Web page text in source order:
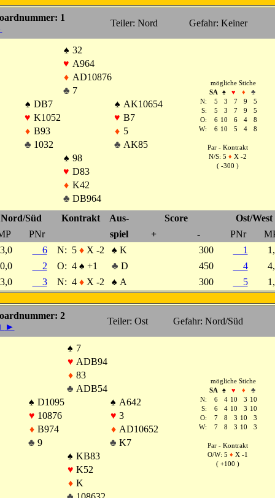
1
Teiler: Nord Gefahr: Keiner
♠ 32
♥ A964
♦ AD10876
♣ 7
♠ DB7 ♠ AK10654
♥ K1052 ♥ B7
♦ B93 ♦ 5
♣ 1032 ♣ AK85
♠ 98
♥ D83
♦ K42
♣ DB964
mögliche Stiche
SA
♠ ♥ ♦
♣
N:
5 3 7 9
5
S:
5 3 7 9
5
O:
6 10 6 4
8
W:
6 10 5 4 8
Par - Kontrakt
N/S: 5 ♦ X -2
( -300 )
Nord/Süd Kontrakt Aus- Score
Ost/West
PNr spiel + - PNr
3,0
6 N: 5 ♦X -2 ♠ K 300 1
0,0
2 O: 4 ♠ +1 ♣ D 450 4
3,0
3 N: 4 ♦X -2 ♠ A 300 5
2
►
Teiler: Ost Gefahr: Nord/Süd
♠ 7
♥ ADB94
♦ 83
♣ ADB54
♠ D1095 ♠ A642
♥ 10876 ♥ 3
♦ B974 ♦ AD10652
♣ 9 ♣ K7
♠ KB83
♥ K52
♦ K
mögliche Stiche
SA
♠ ♥ ♦
♣
N:
6 4 10 3 10
S:
6 4 10 3 10
O:
7 8 3 10
3
W:
7 8 3 10 3
Par - Kontrakt
O/W: 5 ♦ X -1
( +100 )